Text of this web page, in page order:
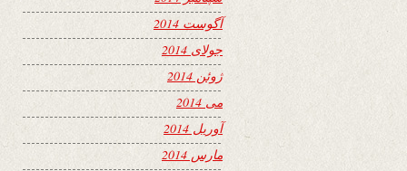
آگوست 2014
جولای 2014
ژوئن 2014
می 2014
آوریل 2014
مارس 2014